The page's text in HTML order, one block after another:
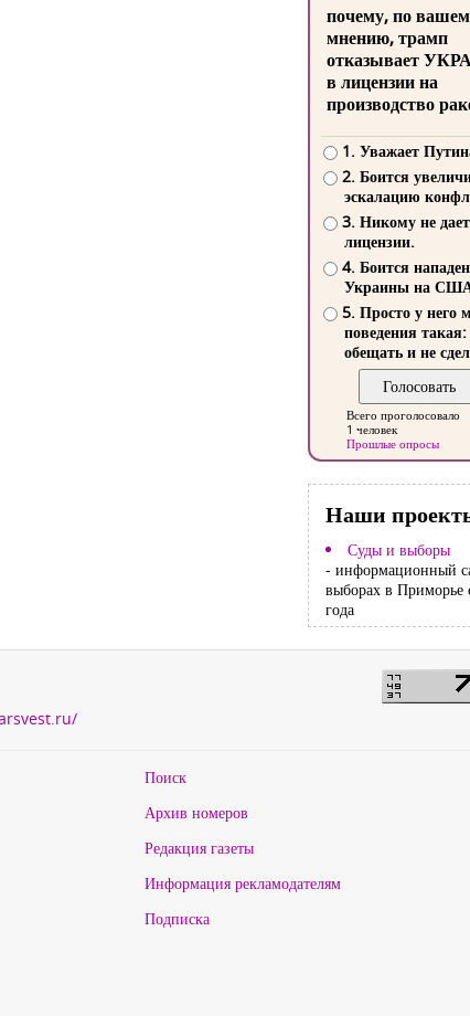
почему, по
мнению, трамп
отказывает
в лицензии на
производство
1. Уважает
2. Боится
эскалацию
3. Никому не
лицензии.
4. Боится
Украины на
5. Просто у него
поведения такая:
обещать и не
Всего проголосовало
1 человек
Прошлые опросы
Наши
Суды и выборы
- информационный
выборах в Приморье
года
Поиск
Архив номеров
Редакция газеты
Информация рекламодателям
Подписка